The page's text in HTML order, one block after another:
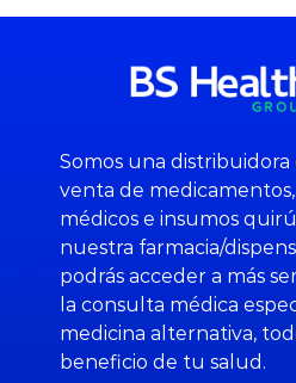
Somos una distribuidora
venta de medicamentos,
médicos e insumos
nuestra farmacia/
podrás acceder a más
la consulta médica
medicina alternativa,
beneficio de tu salud.